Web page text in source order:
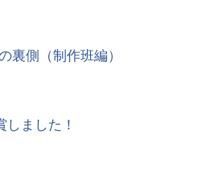
裏側（制作班編）
ました！